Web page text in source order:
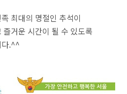
최대의 명절인 추석이
즐거운 시간이 될 수 있도록
.^^